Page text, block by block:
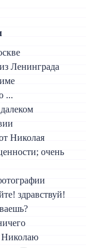
Ленинграда
...
Николая
очень
здравствуй!
Николаю